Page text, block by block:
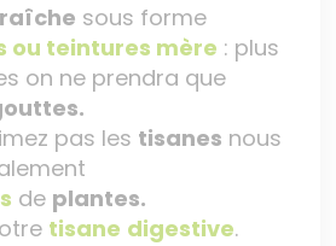
sous forme
ou teintures mère : plus
on ne prendra que
pas les tisanes nous
de plantes.
tisane digestive.